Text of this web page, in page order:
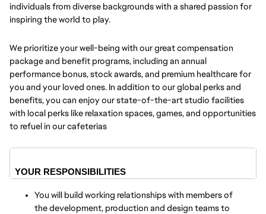
individuals from diverse backgrounds with a shared passion for
inspiring the world to play.
We prioritize your well-being with our great compensation
package and benefit programs, including an annual
performance bonus, stock awards, and premium healthcare for
you and your loved ones. In addition to our global perks and
benefits, you can enjoy our state-of-the-art studio facilities
with local perks like relaxation spaces, games, and opportunities
to refuel in our cafeterias
YOUR RESPONSIBILITIES
You will build working relationships with members of
the development, production and design teams to